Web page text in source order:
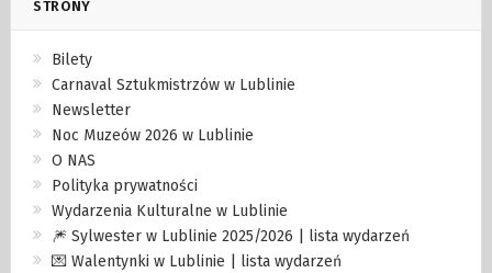
STRONY
Bilety
Carnaval Sztukmistrzów w Lublinie
Newsletter
Noc Muzeów 2026 w Lublinie
O NAS
Polityka prywatności
Wydarzenia Kulturalne w Lublinie
🎆 Sylwester w Lublinie 2025/2026 | lista wydarzeń
💌 Walentynki w Lublinie | lista wydarzeń